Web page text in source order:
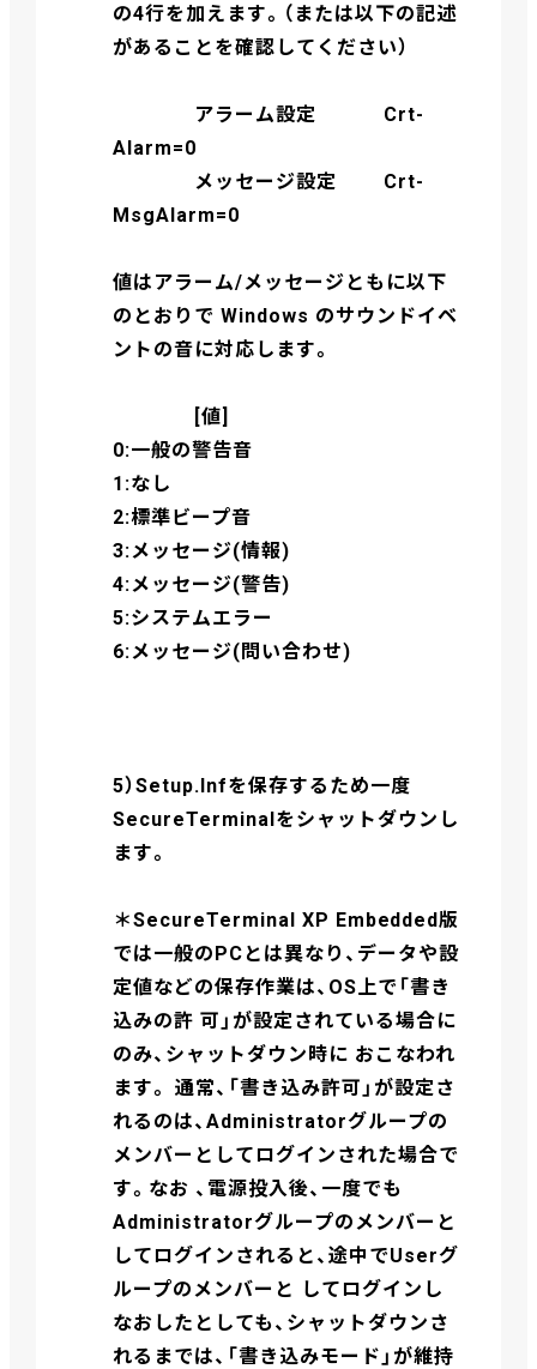
の4行を加えます。（または以下の記述
があることを確認してください）
アラーム設定 Crt-
Alarm=0
メッセージ設定 Crt-
MsgAlarm=0
値はアラーム/メッセージともに以下
のとおりで Windows のサウンドイベ
ントの音に対応します。
[値]
0:一般の警告音
1:なし
2:標準ビープ音
3:メッセージ(情報)
4:メッセージ(警告)
5:システムエラー
6:メッセージ(問い合わせ)
5）Setup.Infを保存するため一度
SecureTerminalをシャットダウンし
ます。
＊SecureTerminal XP Embedded版
では一般のPCとは異なり、データや設
定値などの保存作業は、OS上で「書き
込みの許 可」が設定されている場合に
のみ、シャットダウン時に おこなわれ
ます。 通常、「書き込み許可」が設定さ
れるのは、Administratorグループの
メンバーとしてログインされた場合で
す。なお 、電源投入後、一度でも
Administratorグループのメンバーと
してログインされると、途中でUserグ
ループのメンバーと してログインし
なおしたとしても、シャットダウンさ
れるまでは、「書き込みモード」が維持